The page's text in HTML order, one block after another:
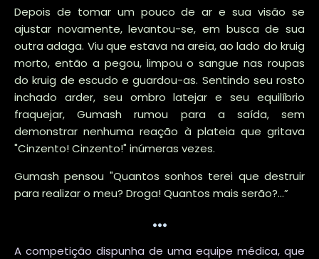
Depois de tomar um pouco de ar e sua visão se
ajustar novamente, levantou-se, em busca de sua
outra adaga. Viu que estava na areia, ao lado do kruig
morto, então a pegou, limpou o sangue nas roupas
do kruig de escudo e guardou-as. Sentindo seu rosto
inchado arder, seu ombro latejar e seu equilíbrio
fraquejar, Gumash rumou para a saída, sem
demonstrar nenhuma reação à plateia que gritava
"Cinzento! Cinzento!" inúmeras vezes.
Gumash pensou "Quantos sonhos terei que destruir
para realizar o meu? Droga! Quantos mais serão?...”
...
A competição dispunha de uma equipe médica, que